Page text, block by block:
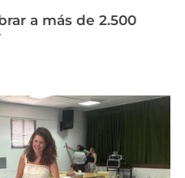
a más de 2.500